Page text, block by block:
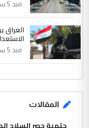
منذ 5 ساعة
العراق
منذ 5 ساعة
المقالات
حتمية حصر السلاح